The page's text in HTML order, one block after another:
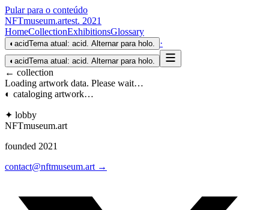
Pular para o conteúdo
NFTmuseum.artest. 2021
HomeCollectionExhibitionsGlossary
◐ acidTema atual: acid. Alternar para holo. ·
◐ acidTema atual: acid. Alternar para holo.
← collection
Loading artwork data. Please wait…
◐ cataloging artwork…
✦ lobby
NFTmuseum.art
founded 2021
contact@nftmuseum.art →